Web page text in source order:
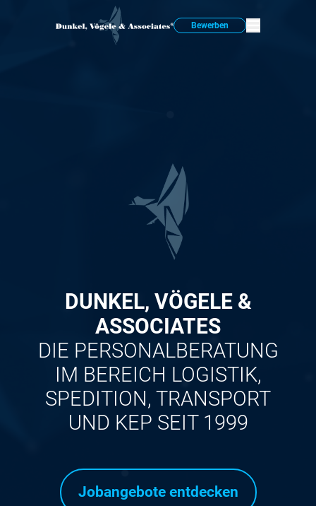
Bewerben
DUNKEL, VÖGELE &
ASSOCIATES
DIE PERSONALBERATUNG
IM BEREICH LOGISTIK,
SPEDITION, TRANSPORT
UND KEP SEIT 1999
Jobangebote entdecken